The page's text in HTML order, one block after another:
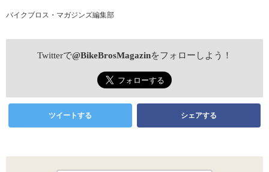
バイクブロス・マガジンズ編集部
Twitterで@BikeBrosMagazinをフォローしよう！
ツイートする シェアする